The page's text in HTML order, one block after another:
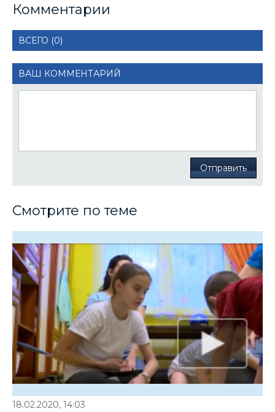
Комментарии
ВСЕГО (0)
ВАШ КОММЕНТАРИЙ
Отправить
Смотрите по теме
18.02.2020, 14:03